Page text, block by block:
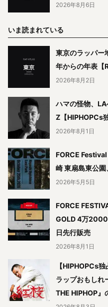
2026年8月6日
いま読まれている
東京のラッパー
年からの年表【
2026年8月2日
ハマの怪物、
Z【HIPHOPCs
2026年8月1日
FORCE
崎 東扇島東公
2026年5月5日
FORCE
GOLD 4万
日先行販売
2026年8月1日
【HIPHOPCs
ラップおもし
THE HIPHOP』